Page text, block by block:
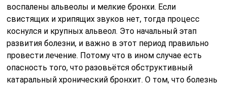
воспалены альвеолы и мелкие бронхи. Если
свистящих и хрипящих звуков нет, тогда процесс
коснулся и крупных альвеол. Это начальный этап
развития болезни, и важно в этот период правильно
провести лечение. Потому что в ином случае есть
опасность того, что разовьётся обструктивный
катаральный хронический бронхит. О том, что болезнь